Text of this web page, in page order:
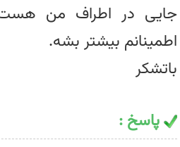
جایی در اطراف من هست
اطمینانم بیشتر بشه.
باتشکر
پاسخ :